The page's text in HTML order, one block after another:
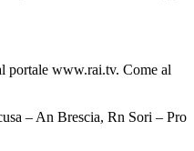
portale www.rai.tv. Come al
– An Brescia, Rn Sori – Pro